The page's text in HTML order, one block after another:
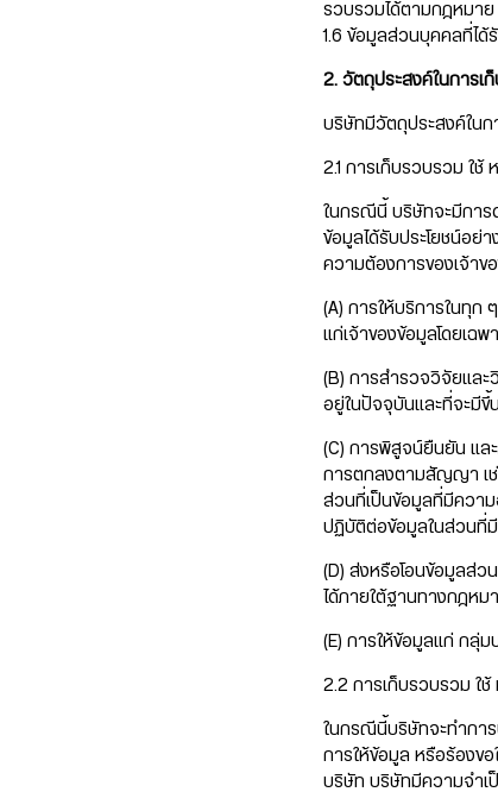
รวบรวมได้ตามกฎหมาย
1.6 ข้อมูลส่วนบุคคลที่ไ
2. วัตถุประสงค์ในการเ
บริษัทมีวัตถุประสงค์ในก
2.1 การเก็บรวบรวม ใ
ในกรณีนี้ บริษัทจะมีการ
ข้อมูลได้รับประโยชน์อย่
ความต้องการของเจ้าข
(A) การให้บริการในทุก
แก่เจ้าของข้อมูลโดยเฉ
(B) การสำรวจวิจัยและ
อยู่ในปัจจุบันและที่จะมี
(C) การพิสูจน์ยืนยัน แล
การตกลงตามสัญญา เช่
ส่วนที่เป็นข้อมูลที่มีความ
ปฏิบัติต่อข้อมูลในส่วนที่
(D) ส่งหรือโอนข้อมูลส่ว
ได้ภายใต้ฐานทางกฎหม
(E) การให้ข้อมูลแก่ กลุ่ม
2.2 การเก็บรวบรวม ใ
ในกรณีนี้บริษัทจะทำการ
การให้ข้อมูล หรือร้องข
บริษัท บริษัทมีความจำเ